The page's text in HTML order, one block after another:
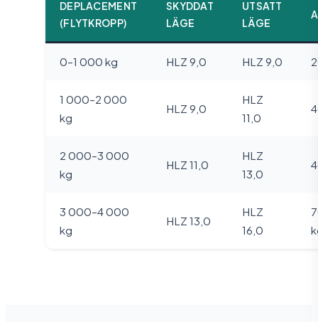
DEPLACEMENT
(FLYTKROPP)
SKYDDAT
LÄGE
UTSATT
LÄGE
0–1 000 kg HLZ 9,0 HLZ 9,0
1 000–2 000
kg
HLZ 9,0
HLZ
11,0
2 000–3 000
kg
HLZ 11,0
HLZ
13,0
3 000–4 000
kg
HLZ 13,0
HLZ
16,0